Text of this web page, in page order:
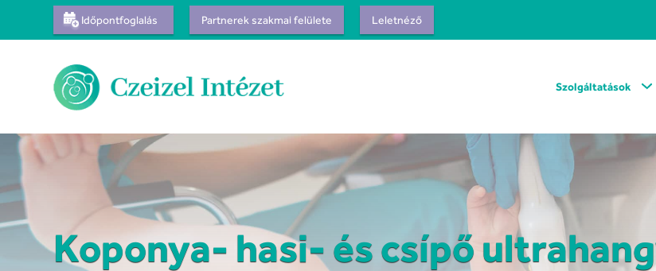
Időpontfoglalás Partnerek szakmai felülete Leletnéző
Szolgáltatások
Koponya- hasi- és csípő